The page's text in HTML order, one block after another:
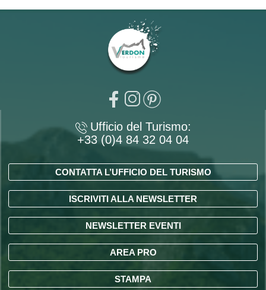
Ufficio del Turismo:
+33 (0)4 84 32 04 04
CONTATTA L’UFFICIO DEL TURISMO
ISCRIVITI ALLA NEWSLETTER
NEWSLETTER EVENTI
AREA PRO
STAMPA